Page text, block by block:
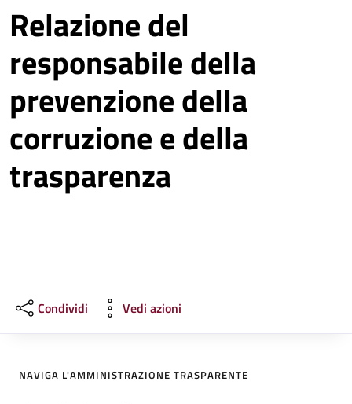
Relazione del
responsabile della
prevenzione della
corruzione e della
trasparenza
Condividi Vedi azioni
NAVIGA L'AMMINISTRAZIONE TRASPARENTE